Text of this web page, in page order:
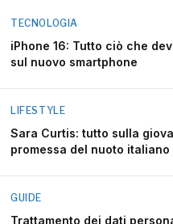
TECNOLOGIA
iPhone 16: Tutto ciò che
sul nuovo smartphone
LIFESTYLE
Sara Curtis: tutto sulla
promessa del nuoto italiano
GUIDE
Trattamento dei dati